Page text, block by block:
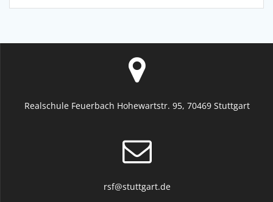
Realschule Feuerbach Hohewartstr. 95, 70469 Stuttgart
rsf@stuttgart.de